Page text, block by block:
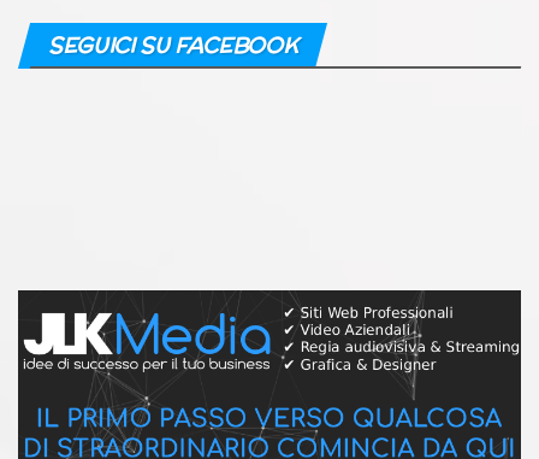
SEGUICI SU FACEBOOK